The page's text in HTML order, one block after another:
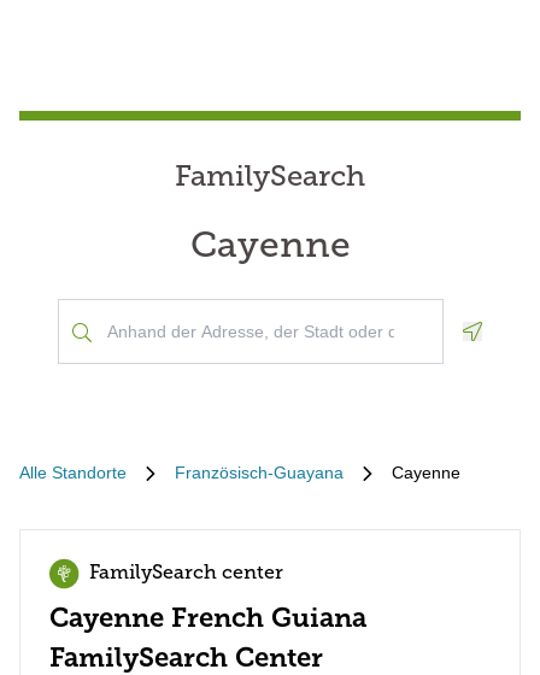
FamilySearch
Cayenne
Alle Standorte Französisch-Guayana Cayenne
FamilySearch center
Cayenne French Guiana
FamilySearch Center